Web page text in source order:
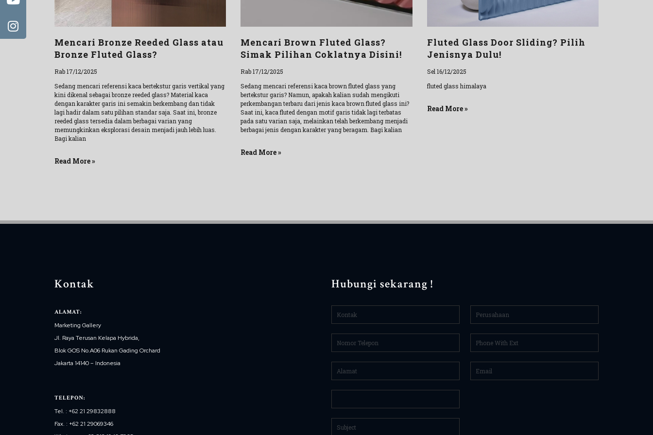
Mencari Bronze Reeded Glass atau
Bronze Fluted Glass?
Rab 17/12/2025
Sedang mencari referensi kaca bertekstur garis vertikal yang
kini dikenal sebagai bronze reeded glass? Material kaca
dengan karakter garis ini semakin berkembang dan tidak
lagi hadir dalam satu pilihan standar saja. Saat ini, bronze
reeded glass tersedia dalam berbagai varian yang
memungkinkan eksplorasi desain menjadi jauh lebih luas.
Bagi kalian
Read More »
Mencari Brown Fluted Glass?
Simak Pilihan Coklatnya Disini!
Rab 17/12/2025
Sedang mencari referensi kaca brown fluted glass yang
bertekstur garis? Namun, apakah kalian sudah mengikuti
perkembangan terbaru dari jenis kaca brown fluted glass ini?
Saat ini, kaca fluted dengan motif garis tidak lagi terbatas
pada satu varian saja, melainkan telah berkembang menjadi
berbagai jenis dengan karakter yang beragam. Bagi kalian
Read More »
Fluted Glass Door Sliding? Pilih
Jenisnya Dulu!
Sel 16/12/2025
fluted glass himalaya
Read More »
Kontak
ALAMAT:
Marketing Gallery
Jl. Raya Terusan Kelapa Hybrida,
Blok GOS No.A06 Rukan Gading Orchard
Jakarta 14140 – Indonesia
TELEPON:
Tel. : +62 21 29832888
Fax. : +62 21 29069346
Hubungi sekarang !